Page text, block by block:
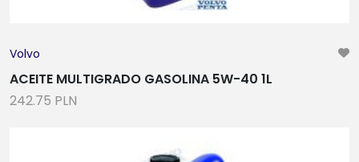
Volvo
ACEITE MULTIGRADO GASOLINA 5W-40 1L
242.75 PLN